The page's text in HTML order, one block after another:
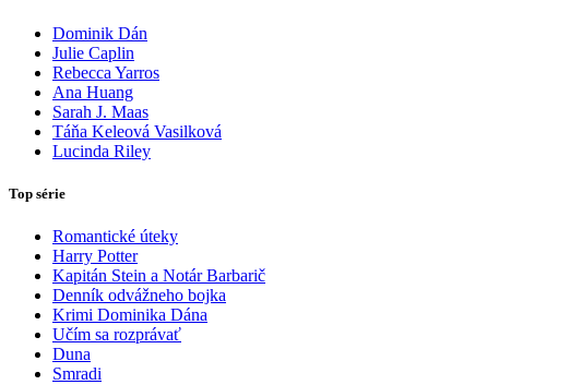
Dominik Dán
Julie Caplin
Rebecca Yarros
Ana Huang
Sarah J. Maas
Táňa Keleová Vasilková
Lucinda Riley
Top série
Romantické úteky
Harry Potter
Kapitán Stein a Notár Barbarič
Denník odvážneho bojka
Krimi Dominika Dána
Učím sa rozprávať
Duna
Smradi